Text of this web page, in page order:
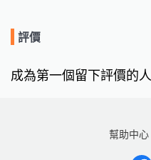
評價
成為第一個留下評價的人
幫助中心